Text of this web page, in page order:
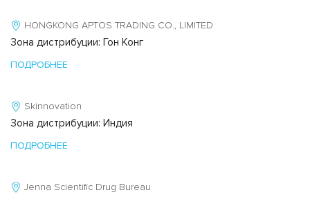
HONGKONG APTOS TRADING CO., LIMITED
Зона дистрибуции: Гон Конг
ПОДРОБНЕЕ
Skinnovation
Зона дистрибуции: Индия
ПОДРОБНЕЕ
Jenna Scientific Drug Bureau